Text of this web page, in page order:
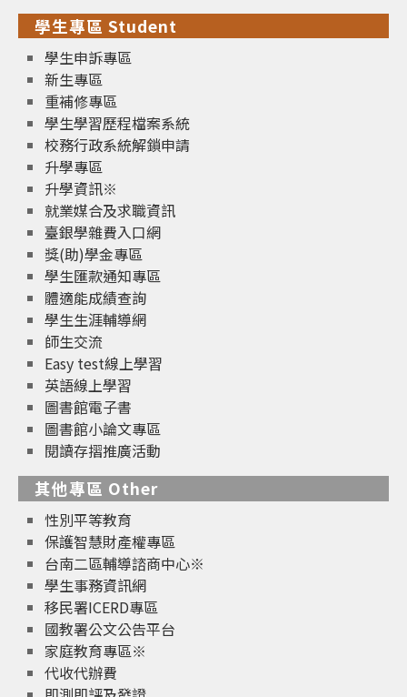
學生專區 Student
學生申訴專區
新生專區
重補修專區
學生學習歷程檔案系統
校務行政系統解鎖申請
升學專區
升學資訊※
就業媒合及求職資訊
臺銀學雜費入口網
獎(助)學金專區
學生匯款通知專區
體適能成績查詢
學生生涯輔導網
師生交流
Easy test線上學習
英語線上學習
圖書館電子書
圖書館小論文專區
閱讀存摺推廣活動
其他專區 Other
性別平等教育
保護智慧財產權專區
台南二區輔導諮商中心※
學生事務資訊網
移民署ICERD專區
國教署公文公告平台
家庭教育專區※
代收代辦費